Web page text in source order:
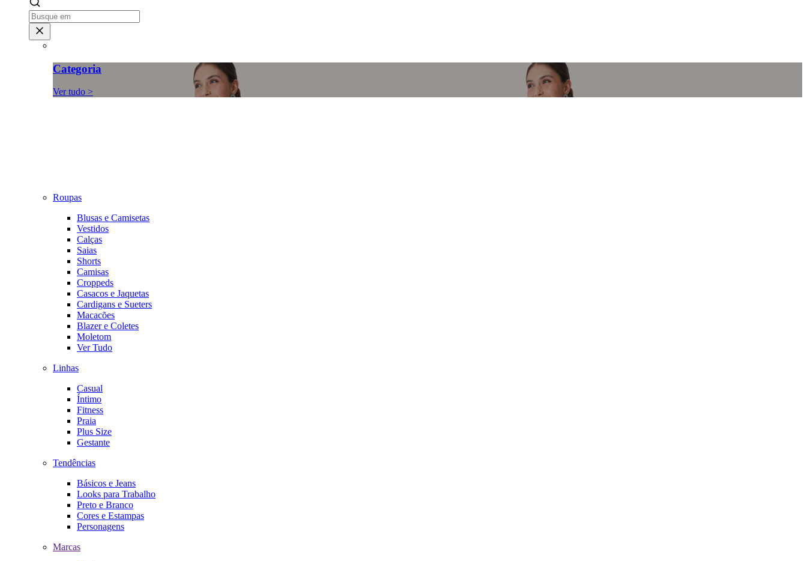
Categoria
Ver tudo >
Roupas
Blusas e Camisetas
Vestidos
Calças
Saias
Shorts
Camisas
Croppeds
Casacos e Jaquetas
Cardigans e Sueters
Macacões
Blazer e Coletes
Moletom
Ver Tudo
Linhas
Casual
Íntimo
Fitness
Praia
Plus Size
Gestante
Tendências
Básicos e Jeans
Looks para Trabalho
Preto e Branco
Cores e Estampas
Personagens
Marcas